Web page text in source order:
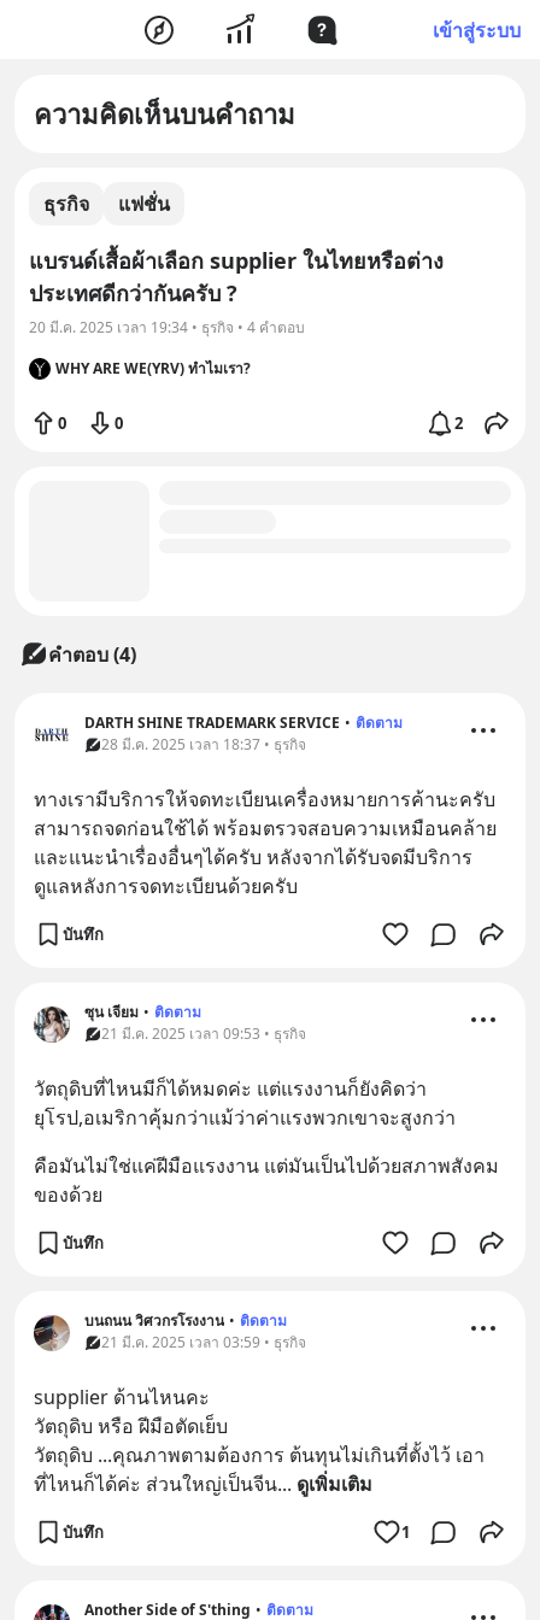
เข้าสู่ระบบ
ความคิดเห็นบนคำถาม
ธุรกิจ แฟชั่น
แบรนด์เสื้อผ้าเลือก supplier ในไทยหรือต่าง
ประเทศดีกว่ากันครับ ?
20 มี.ค. 2025 เวลา 19:34 • ธุรกิจ • 4 คำตอบ
WHY ARE WE(YRV) ทำไมเรา?
0 0 2
คำตอบ (4)
DARTH SHINE TRADEMARK SERVICE • ติดตาม
28 มี.ค. 2025 เวลา 18:37 • ธุรกิจ
ทางเรามีบริการให้จดทะเบียนเครื่องหมายการค้านะครับ
สามารถจดก่อนใช้ได้ พร้อมตรวจสอบความเหมือนคล้าย
และแนะนำเรื่องอื่นๆได้ครับ หลังจากได้รับจดมีบริการ
ดูแลหลังการจดทะเบียนด้วยครับ
บันทึก
ซุน เจียม • ติดตาม
21 มี.ค. 2025 เวลา 09:53 • ธุรกิจ
วัตถุดิบที่ไหนมีก็ได้หมดค่ะ แต่แรงงานก็ยังคิดว่า
ยุโรป,อเมริกาคุ้มกว่าแม้ว่าค่าแรงพวกเขาจะสูงกว่า
คือมันไม่ใช่แค่ฝีมือแรงงาน แต่มันเป็นไปด้วยสภาพสังคม
ของด้วย
บันทึก
บนถนน วิศวกรโรงงาน • ติดตาม
21 มี.ค. 2025 เวลา 03:59 • ธุรกิจ
supplier ด้านไหนคะ
วัตถุดิบ หรือ ฝีมือตัดเย็บ
วัตถุดิบ ...คุณภาพตามต้องการ ต้นทุนไม่เกินที่ตั้งไว้ เอา
ที่ไหนก็ได้ค่ะ ส่วนใหญ่เป็นจีน... ดูเพิ่มเติม
บันทึก 1
Another Side of S'thing • ติดตาม